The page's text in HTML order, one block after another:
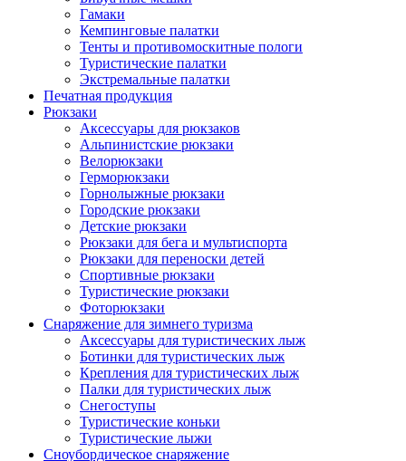
Гамаки
Кемпинговые палатки
Тенты и противомоскитные пологи
Туристические палатки
Экстремальные палатки
Печатная продукция
Рюкзаки
Аксессуары для рюкзаков
Альпинистские рюкзаки
Велорюкзаки
Герморюкзаки
Горнолыжные рюкзаки
Городские рюкзаки
Детские рюкзаки
Рюкзаки для бега и мультиспорта
Рюкзаки для переноски детей
Спортивные рюкзаки
Туристические рюкзаки
Фоторюкзаки
Снаряжение для зимнего туризма
Аксессуары для туристических лыж
Ботинки для туристических лыж
Крепления для туристических лыж
Палки для туристических лыж
Снегоступы
Туристические коньки
Туристические лыжи
Сноубордическое снаряжение